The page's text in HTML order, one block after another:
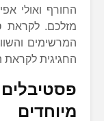
החורף ואולי
מזלכם. לקראת
המרשימים
החגיגית
מיוחדים